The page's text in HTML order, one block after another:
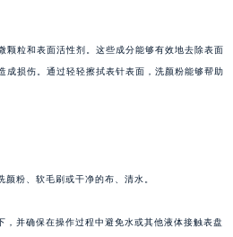
颗粒和表面活性剂。这些成分能够有效地去除表面
成损伤。通过轻轻擦拭表针表面，洗颜粉能够帮助
粉、软毛刷或干净的布、清水。
并确保在操作过程中避免水或其他液体接触表盘